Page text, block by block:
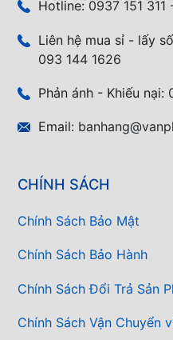
Hotline: 0937 151 311
Liên hệ mua sỉ - lấy
093 144 1626
Phản ánh - Khiếu nại:
Email:
CHÍNH SÁCH
Chính Sách Bảo Mật
Chính Sách Bảo Hành
Chính Sách Đổi Trả Sản
Chính Sách Vận Chuyển